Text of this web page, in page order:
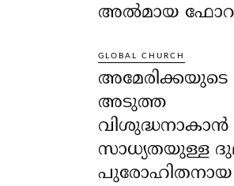
അൽമായ
GLOBAL CHURCH
അമേരിക്കയുടെ
അടുത്ത
വിശുദ്ധനാകാൻ
സാധ്യതയുള്ള
പുരോഹിതനായ